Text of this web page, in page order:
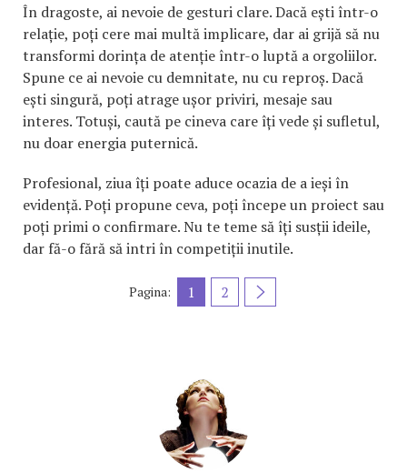
În dragoste, ai nevoie de gesturi clare. Dacă ești într-o
relație, poți cere mai multă implicare, dar ai grijă să nu
transformi dorința de atenție într-o luptă a orgoliilor.
Spune ce ai nevoie cu demnitate, nu cu reproș. Dacă
ești singură, poți atrage ușor priviri, mesaje sau
interes. Totuși, caută pe cineva care îți vede și sufletul,
nu doar energia puternică.
Profesional, ziua îți poate aduce ocazia de a ieși în
evidență. Poți propune ceva, poți începe un proiect sau
poți primi o confirmare. Nu te teme să îți susții ideile,
dar fă-o fără să intri în competiții inutile.
Pagina: 1 2